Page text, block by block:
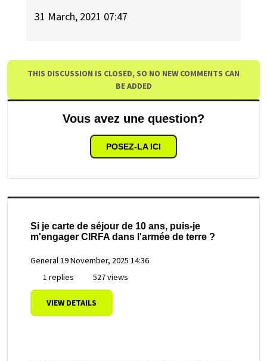
31 March, 2021 07:47
THIS DISCUSSION IS CLOSED, SO NO NEW COMMENTS CAN
BE ADDED
Vous avez une question?
POSEZ-LA ICI
Si je carte de séjour de 10 ans, puis-je
m'engager CIRFA dans l'armée de terre ?
General19 November, 2025 14:36
1 replies
527 views
VIEW DETAILS